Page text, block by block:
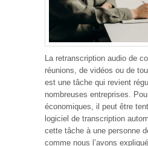
La retranscription audio de
réunions, de vidéos ou de
est une tâche qui revient
nombreuses entreprises.
économiques, il peut être
logiciel de transcription
cette tâche à une personne
comme nous l’avons expliqué